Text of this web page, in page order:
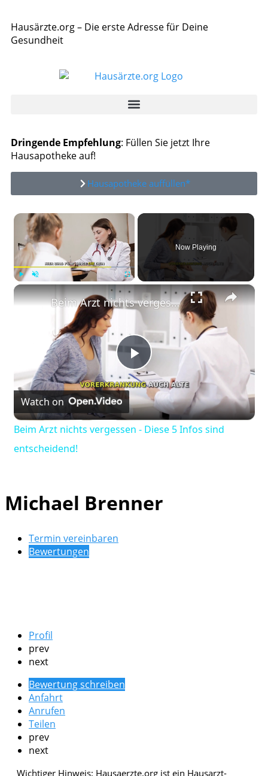
Hausärzte.org – Die erste Adresse für Deine
Gesundheit
Dringende Empfehlung: Füllen Sie jetzt Ihre
Hausapotheke auf!
Hausapotheke auffüllen*
×
Now Playing
×
Play
Video
Beim Arzt nichts vergessen - Diese 5 Infos sind entscheidend!
Watch on
Beim Arzt nichts vergessen - Diese 5 Infos sind
entscheidend!
Michael Brenner
Termin vereinbaren
Bewertungen
Profil
prev
next
Bewertung schreiben
Anfahrt
Anrufen
Teilen
prev
next